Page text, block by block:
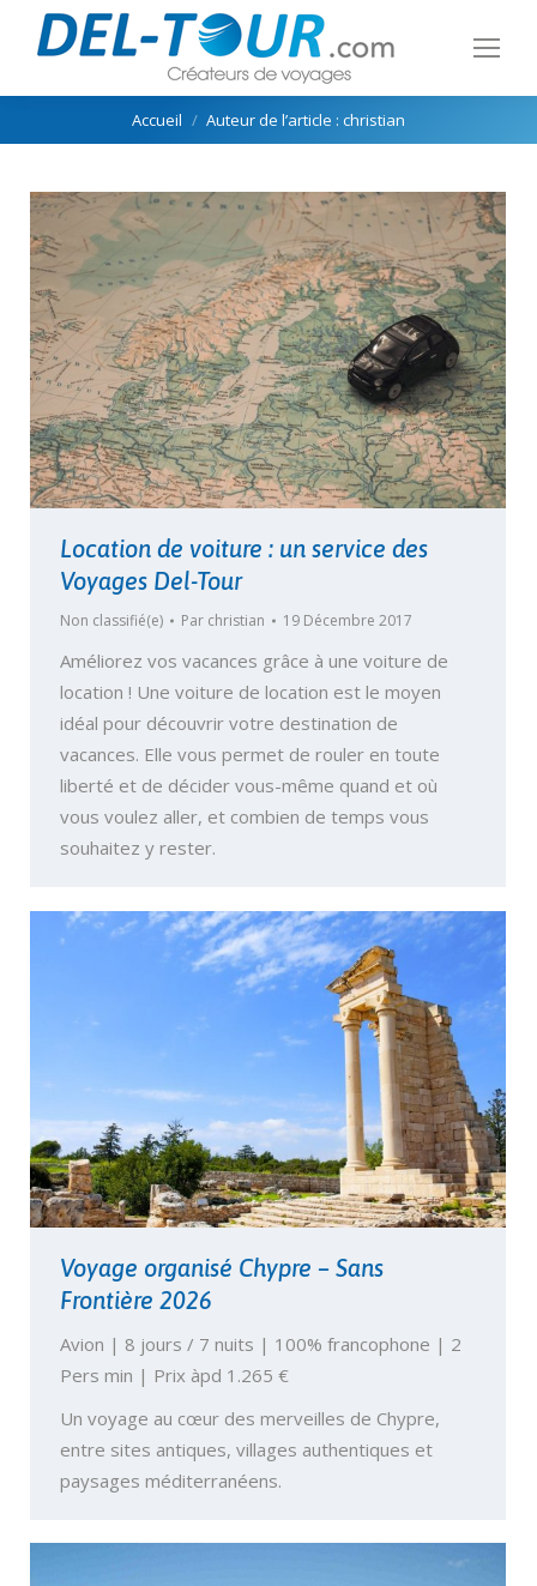
Vous êtes ici :
Accueil Auteur de l’article : christian
Location de voiture : un service des
Voyages Del-Tour
Non classifié(e) Par christian 19 Décembre 2017
Améliorez vos vacances grâce à une voiture de
location ! Une voiture de location est le moyen
idéal pour découvrir votre destination de
vacances. Elle vous permet de rouler en toute
liberté et de décider vous-même quand et où
vous voulez aller, et combien de temps vous
souhaitez y rester.
Voyage organisé Chypre – Sans
Frontière 2026
Avion | 8 jours / 7 nuits | 100% francophone | 2
Pers min | Prix àpd 1.265 €
Un voyage au cœur des merveilles de Chypre,
entre sites antiques, villages authentiques et
paysages méditerranéens.